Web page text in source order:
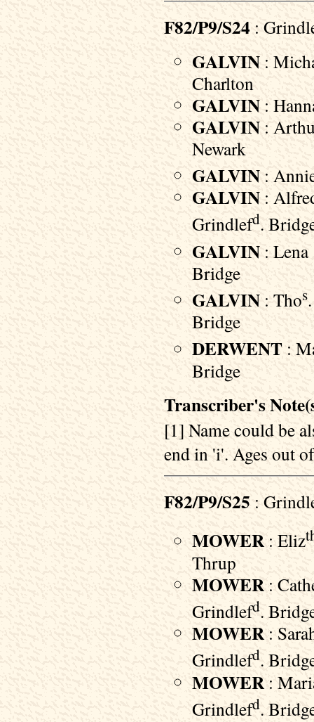
F82/P9/S24 :
GALVIN :
Charlton
GALVIN :
GALVIN :
Newark
GALVIN :
GALVIN :
Grindlefd.
GALVIN :
Bridge
GALVIN : Thos
Bridge
DERWENT :
Bridge
Transcriber's
[1] Name could be
end in 'i'. Ages out
F82/P9/S25 :
MOWER : Eliz
Thrup
MOWER :
Grindlefd.
MOWER :
Grindlefd.
MOWER :
Grindlefd.